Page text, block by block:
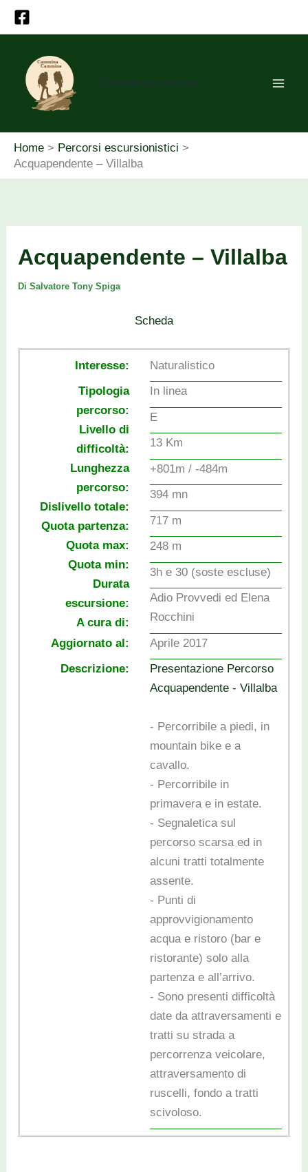
Vai
Cammina cammina
Home
Percorsi escursionistici
Acquapendente – Villalba
Acquapendente – Villalba
DiSalvatore Tony Spiga
Scheda
Interesse:
Naturalistico
Tipologia
percorso:
In linea
Livello di
difficoltà:
E
Lunghezza
percorso:
13 Km
Dislivello totale:
+801m / -484m
Quota partenza:
394 mn
Quota max:
717 m
Quota min:
248 m
Durata
escursione:
3h e 30 (soste escluse)
A cura di:
Adio Provvedi ed Elena
Rocchini
Aggiornato al:
Aprile 2017
Descrizione:
Presentazione Percorso
Acquapendente - Villalba
- Percorribile a piedi, in
mountain bike e a
cavallo.
- Percorribile in
primavera e in estate.
- Segnaletica sul
percorso scarsa ed in
alcuni tratti totalmente
assente.
- Punti di
approvvigionamento
acqua e ristoro (bar e
ristorante) solo alla
partenza e all’arrivo.
- Sono presenti difficoltà
date da attraversamenti e
tratti su strada a
percorrenza veicolare,
attraversamento di
ruscelli, fondo a tratti
scivoloso.